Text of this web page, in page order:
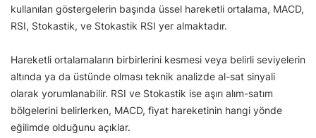
kullanılan göstergelerin başında üssel hareketli ortalama, MACD,
RSI, Stokastik, ve Stokastik RSI yer almaktadır.
Hareketli ortalamaların birbirlerini kesmesi veya belirli seviyelerin
altında ya da üstünde olması teknik analizde al-sat sinyali
olarak yorumlanabilir. RSI ve Stokastik ise aşırı alım-satım
bölgelerini belirlerken, MACD, fiyat hareketinin hangi yönde
eğilimde olduğunu açıklar.